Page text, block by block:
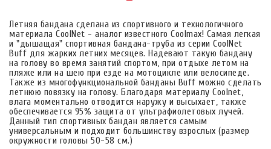
Летняя бандана сделана из спортивного и технологичного
материала CoolNet - аналог известного Coolmax! Самая легкая
и "дышащая" спортивная бандана-труба из серии CoolNet
Buff для жарких летних месяцев. Надевают такую бандану
на голову во время занятий спортом, при отдыхе летом на
пляже или на шею при езде на мотоцикле или велосипеде.
Также из многофункциональной банданы Buff можно сделать
летнюю повязку на голову. Благодаря материалу Coolnet,
влага моментально отводится наружу и высыхает, также
обеспечивается 95% защита от ультрафиолетовых лучей.
Данный тип спортивных бандан является самым
универсальным и подходит большинству взрослых (размер
окружности головы 50-58 см.)